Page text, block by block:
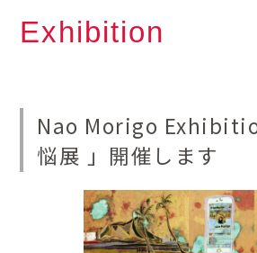
Exhibition
Nao Morigo
悩展 」開催します